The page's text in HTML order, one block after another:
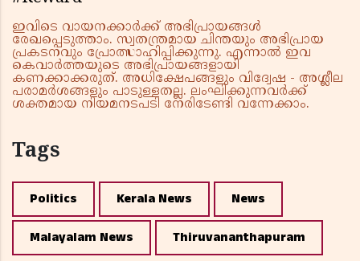
ഇവിടെ വായനക്കാർക്ക് അഭിപ്രായങ്ങൾ
രേഖപ്പെടുത്താം. സ്വതന്ത്രമായ ചിന്തയും അഭിപ്രായ
പ്രകടനവും പ്രോത്സാഹിപ്പിക്കുന്നു. എന്നാൽ ഇവ
കെവാർത്തയുടെ അഭിപ്രായങ്ങളായി
കണക്കാക്കരുത്. അധിക്ഷേപങ്ങളും വിദ്വേഷ - അശ്ലീല
പരാമർശങ്ങളും പാടുള്ളതല്ല. ലംഘിക്കുന്നവർക്ക്
ശക്തമായ നിയമനടപടി നേരിടേണ്ടി വന്നേക്കാം.
Tags
Politics Kerala News News
Malayalam News Thiruvananthapuram